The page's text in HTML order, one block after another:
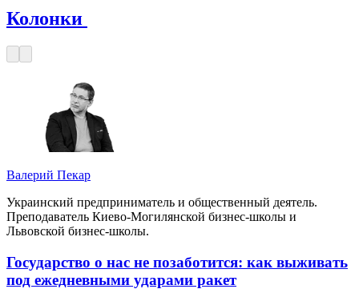
Колонки
Валерий Пекар
Украинский предприниматель и общественный деятель.
Преподаватель Киево-Могилянской бизнес-школы и
Львовской бизнес-школы.
Государство о нас не позаботится: как выживать
под ежедневными ударами ракет